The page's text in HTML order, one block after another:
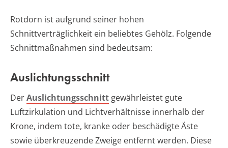
Rotdorn ist aufgrund seiner hohen
Schnittverträglichkeit ein beliebtes Gehölz. Folgende
Schnittmaßnahmen sind bedeutsam:
Auslichtungsschnitt
DerAuslichtungsschnitt gewährleistet gute
Luftzirkulation und Lichtverhältnisse innerhalb der
Krone, indem tote, kranke oder beschädigte Äste
sowie überkreuzende Zweige entfernt werden. Diese